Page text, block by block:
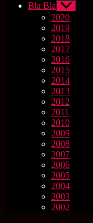
Bla Bla Untermenü
anzeigen
2020
2019
2018
2017
2016
2015
2014
2013
2012
2011
2010
2009
2008
2007
2006
2005
2004
2003
2002